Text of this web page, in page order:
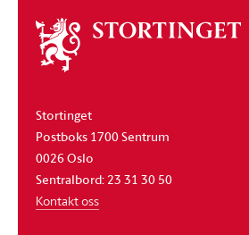
Om
stortinget
Stortinget
Postboks 1700 Sentrum
0026 Oslo
Sentralbord: 23 31 30 50
Kontakt oss